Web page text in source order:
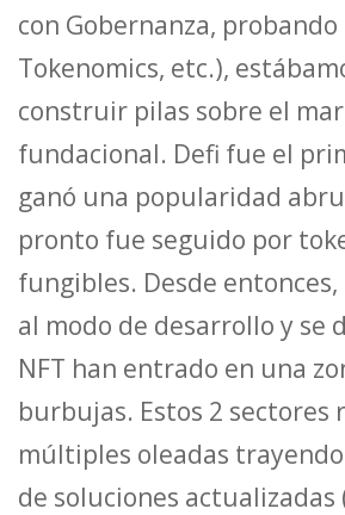
con Gobernanza,
Tokenomics, etc.),
construir pilas sobre el
fundacional. Defi fue el
ganó una popularidad
pronto fue seguido por
fungibles. Desde
al modo de desarrollo y se
NFT han entrado en una
burbujas. Estos 2 sectores
múltiples oleadas
de soluciones actualizadas